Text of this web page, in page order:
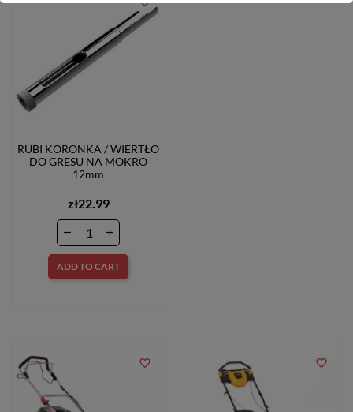
RUBI KORONKA / WIERTŁO
DO GRESU NA MOKRO
12mm
zł22.99
ADD TO CART
favorite_border favorite_border